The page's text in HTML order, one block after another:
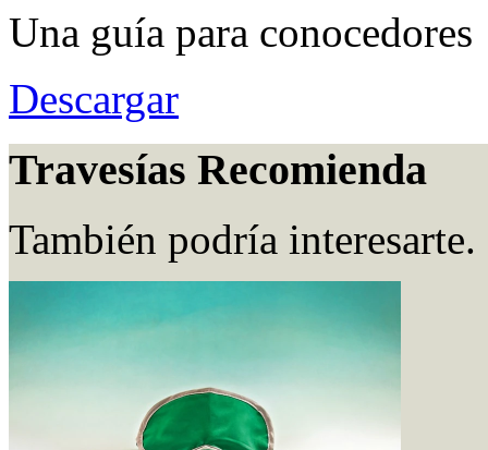
Una guía para conocedores
Descargar
Travesías Recomienda
También podría interesarte.